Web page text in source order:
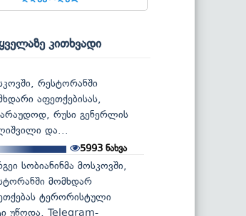
კითხვადი
რესტორანში
აფეთქებისას,
რუსი გენერლის
და...
5993 ნახვა
სობიანინმა მოსკოვში,
მომხდარ
ტერორისტული
უწოდა, Telegram-